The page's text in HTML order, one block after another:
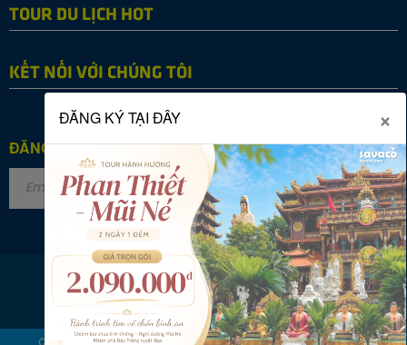
TOUR DU LỊCH HOT
KẾT NỐI VỚI CHÚNG TÔI
ĐĂNG KÝ NHẬN TIN
Copyright © 2022 SAVACO TOURIST. All rights reserved.
Online: 28 | Tháng: 27755 | Tổng: 2868388
ĐĂNG KÝ TẠI ĐÂY ×